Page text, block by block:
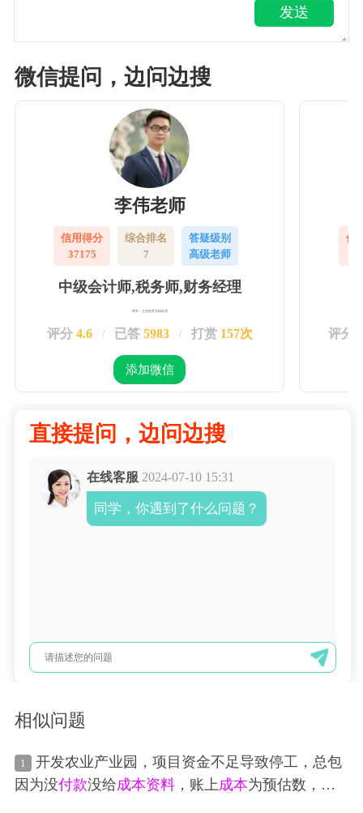
发送
微信提问，边问边搜
李伟老师
信用得分
37175
综合排名
7
答疑级别
高级老师
中级会计师,税务师,财务经理
擅长：企业账务实操处理
评分 4.6 / 已答 5983 / 打赏 157次
添加微信
信
评分
直接提问，边问边搜
在线客服 2024-07-10 15:31
同学，你遇到了什么问题？
相似问题
1
开发农业产业园，项目资金不足导致停工，总包
因为没付款没给成本资料，账上 成本为预估数，这